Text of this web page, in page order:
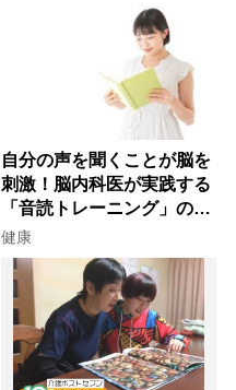
自分の声を聞くことが脳を
刺激！脳内科医が実践する
「音読トレーニング」の極
意
健康